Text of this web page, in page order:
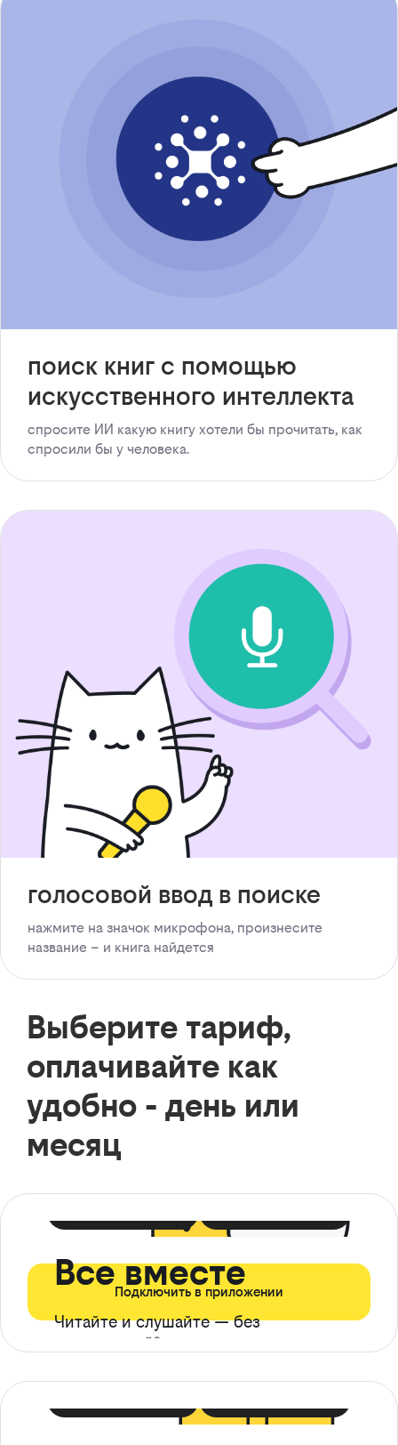
поиск книг с помощью
искусственного интеллекта
спросите ИИ какую книгу хотели бы прочитать, как
спросили бы у человека.
голосовой ввод в поиске
нажмите на значок микрофона, произнесите
название – и книга найдется
Выберите тариф,
оплачивайте как
удобно - день или
месяц
Все вместе
Читайте и слушайте — без
ограничений*
Подключить в приложении